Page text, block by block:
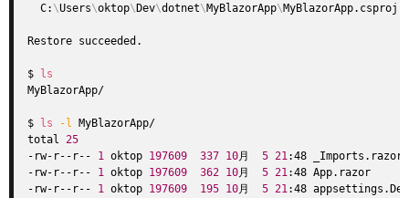
  C:
\Users\oktop\ Dev\dotnet\MyBlazorApp\MyBlazorApp.csproj
Restore succeeded.
$
ls
MyBlazorApp/
$ ls -l MyBlazorApp/
total 25
-rw-r--r-- 1 oktop 197609 337 10月 5 21:48 _Imports.razor
-rw-r--r-- 1 oktop 197609 362 10月 5 21:48 App.razor
-rw-r--r-- 1 oktop 197609 195 10月 5 21:48